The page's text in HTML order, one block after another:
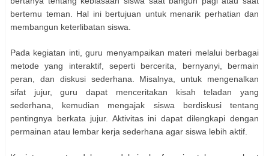
bertemu teman. Hal ini bertujuan untuk menarik perhatian dan
membangun keterlibatan siswa.
Pada kegiatan inti, guru menyampaikan materi melalui berbagai
metode yang interaktif, seperti bercerita, bernyanyi, bermain
peran, dan diskusi sederhana. Misalnya, untuk mengenalkan
sifat jujur, guru dapat menceritakan kisah teladan yang
sederhana, kemudian mengajak siswa berdiskusi tentang
pentingnya berkata jujur. Aktivitas ini dapat dilengkapi dengan
permainan atau lembar kerja sederhana agar siswa lebih aktif.